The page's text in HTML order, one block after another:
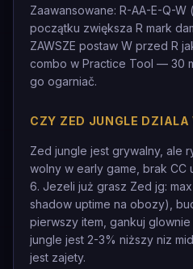
Zaawansowane: R-AA-E-Q-
początku zwiększa R mark
ZAWSZE postaw W przed R
combo w Practice Tool — 30
go ogarniač.
CZY ZED JUNGLE DZIALA
Zed jungle jest grywalny, ale
wolny w early game, brak CC
6. Jezeli już grasz Zed jg:
shadow uptime na obozy),
pierwszy item, gankuj
jungle jest 2-3% niższy niz
jest zajety.